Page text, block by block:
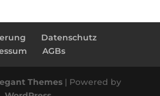
Datenschutz
AGBs
Themes | Powered by